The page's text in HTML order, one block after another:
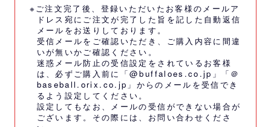
※ご注文完了後、登録いただいたお客様のメールア
ドレス宛にご注文が完了した旨を記した自動返信
メールをお送りしております。
受信メールをご確認いただき、ご購入内容に間違
いが無いかご確認ください。
迷惑メール防止の受信設定をされているお客様
は、必ずご購入前に「@buffaloes.co.jp」「＠
baseball.orix.co.jp」からのメールを受信でき
るよう設定してください。
設定してもなお、メールの受信ができない場合が
ございます。その際には、 お問い合わせくださ